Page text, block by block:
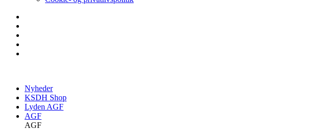
Nyheder
KSDH Shop
Lyden AGF
AGF
AGF